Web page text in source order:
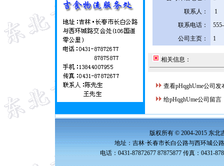
联系人：
1
联系电话：
公司主页：
1
相关信息：
查看pHqghUme公司发
给pHqghUme公司留言
版权所有 © 2004-2015 东北
地址：吉林·长春市长白公路与西环城公
电话：0431-87872677 87875877 传真：0431-